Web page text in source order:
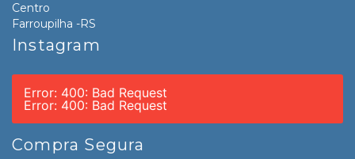
Centro
Farroupilha -RS
Instagram
Error: 400: Bad Request
Error: 400: Bad Request
Compra Segura